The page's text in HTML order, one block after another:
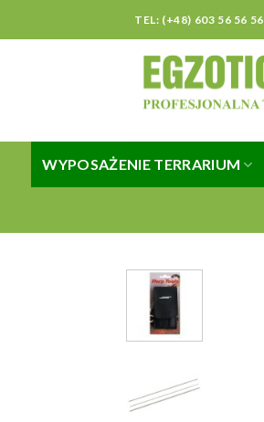
TEL: (+48) 603 56 56 56
WYPOSAŻENIE TERRARIUM